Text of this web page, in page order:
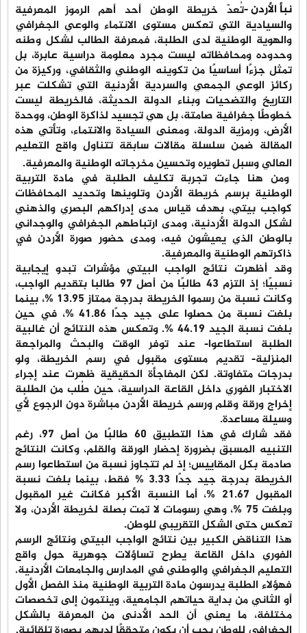
نبأ الأردن -تُعدّ خريطة الوطن أحد أهم الرموز المعرفية
والسيادية التي تعكس مستوى الانتماء والوعي الجغرافي
والهوية الوطنية لدى الطلبة، فمعرفة الطالب لشكل وطنه
وحدوده ومحافظاته ليست مجرد معلومة دراسية عابرة، بل
تمثل جزءًا أساسيًا من تكوينه الوطني والثقافي، وركيزة من
ركائز الوعي الجمعي والسردية الأردنية التي تشكلت عبر
التاريخ والتضحيات وبناء الدولة الحديثة، فالخريطة ليست
خطوطًا جغرافية صامتة، بل هي تجسيد لذاكرة الوطن، ووحدة
الأرض، ورمزية الدولة، ومعنى السيادة والانتماء، وتأتي هذه
المقالة ضمن سلسلة مقالات سابقة تتناول واقع التعليم
العالي وسبل تطويره وتحسين مخرجاته الوطنية والمعرفية.
ومن هنا جاءت تجربة تكليف الطلبة في مادة التربية
الوطنية برسم خريطة الأردن وتلوينها وتحديد المحافظات
كواجب بيتي، بهدف قياس مدى إدراكهم البصري والذهني
لشكل الدولة الأردنية، ومدى ارتباطهم الجغرافي والوجداني
بالوطن الذي يعيشون فيه، ومدى حضور صورة الأردن في
ذاكرتهم الوطنية والمعرفية.
وقد أظهرت نتائج الواجب البيتي مؤشرات تبدو إيجابية
نسبيًا؛ إذ التزم 43 طالبًا من أصل 97 طالبا بتقديم الواجب،
وكانت نسبة من رسموا الخريطة بدرجة ممتاز 13.95 %، بينما
بلغت نسبة من حصلوا على جيد جدًا 41.86 %، في حين
بلغت نسبة الجيد 44.19 %. وتعكس هذه النتائج أن غالبية
الطلبة استطاعوا- عند توفر الوقت والبحث والمراجعة
المنزلية- تقديم مستوى مقبول في رسم الخريطة، ولو
بدرجات متفاوتة. لكن المفاجأة الحقيقية ظهرت عند إجراء
الاختبار الفوري داخل القاعة الدراسية، حين طُلب من الطلبة
إخراج ورقة وقلم ورسم خريطة الأردن مباشرة دون الرجوع لأي
وسيلة مساعدة.
فقد شارك في هذا التطبيق 60 طالبًا من أصل 97، رغم
التنبيه المسبق بضرورة إحضار الورقة والقلم، وكانت النتائج
صادمة بكل المقاييس؛ إذ لم تتجاوز نسبة من استطاعوا رسم
الخريطة بدرجة جيد جدًا 3.33 % فقط، بينما بلغت نسبة
المقبول 21.67 %، أما النسبة الأكبر فكانت غير المقبول
وبلغت 75 %، وهي رسومات لا تمت بصلة لخريطة الأردن، ولا
تعكس حتى الشكل التقريبي للوطن.
هذا التناقض الكبير بين نتائج الواجب البيتي ونتائج الرسم
الفوري داخل القاعة يطرح تساؤلات جوهرية حول واقع
التعليم الجغرافي والوطني في المدارس والجامعات الأردنية.
فهؤلاء الطلبة يدرسون مادة التربية الوطنية منذ الفصل الأول
أو الثاني من بداية حياتهم الجامعية، وينتمون إلى تخصصات
مختلفة، ما يعني أن الحد الأدنى من المعرفة بالشكل